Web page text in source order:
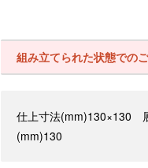
組み立てられた状態での
仕上寸法(mm)130×130
(mm)130